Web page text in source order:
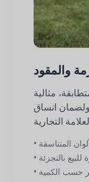
والمقود
مثالية
اتساق
المتناسقة
للبيع بالتجزئة
حسب الكمية